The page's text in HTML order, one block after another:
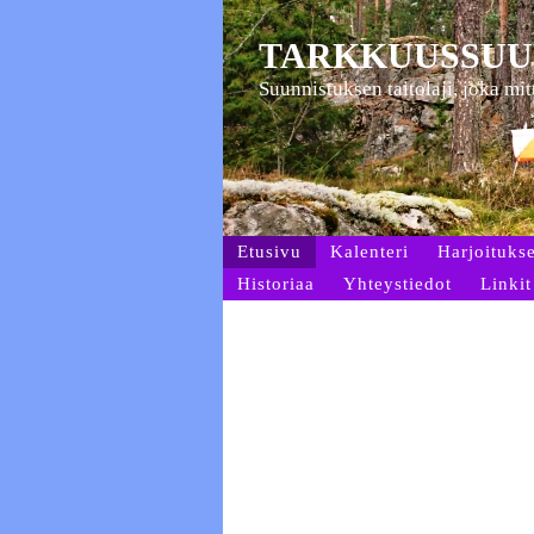
Suunnistuksen taitolaji, joka
Etusivu Kalenteri
Historiaa
Yhteystiedot Linkit